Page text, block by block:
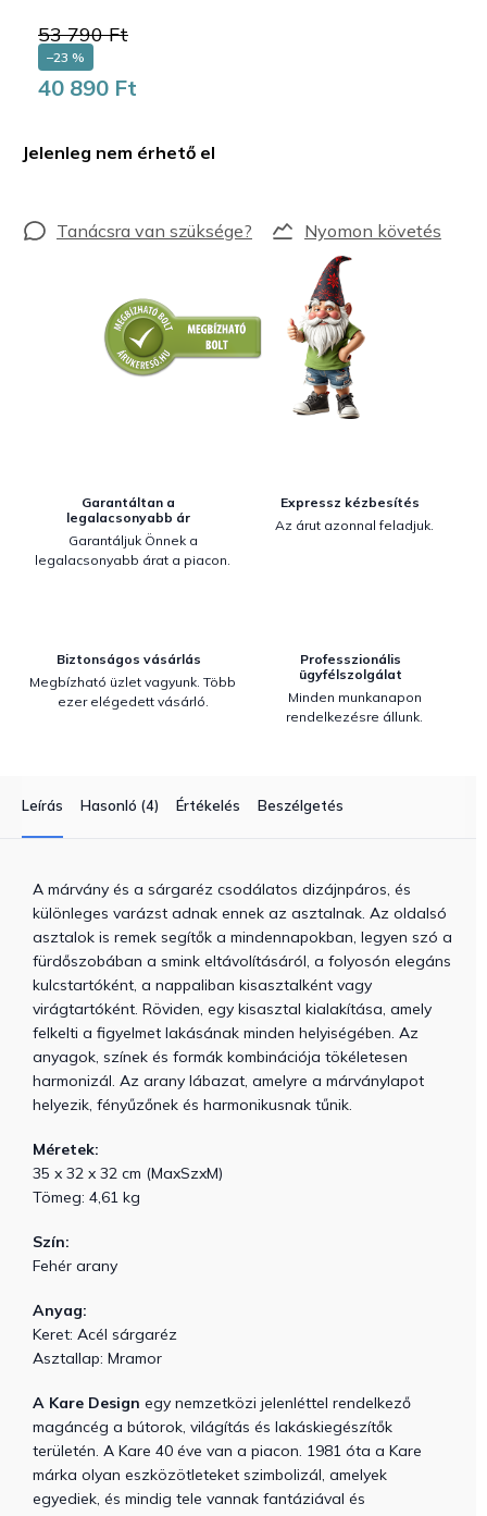
53 790 Ft
–23 %
40 890 Ft
Jelenleg nem érhető el
Nyomon követés
Garantáltan a
legalacsonyabb ár
Garantáljuk Önnek a
legalacsonyabb árat a piacon.
Expressz kézbesítés
Az árut azonnal feladjuk.
Biztonságos vásárlás
Megbízható üzlet vagyunk. Több
ezer elégedett vásárló.
Professzionális
ügyfélszolgálat
Minden munkanapon
rendelkezésre állunk.
Leírás Hasonló (4) Értékelés Beszélgetés
A márvány és a sárgaréz csodálatos dizájnpáros, és
különleges varázst adnak ennek az asztalnak. Az oldalsó
asztalok is remek segítők a mindennapokban, legyen szó a
fürdőszobában a smink eltávolításáról, a folyosón elegáns
kulcstartóként, a nappaliban kisasztalként vagy
virágtartóként. Röviden, egy kisasztal kialakítása, amely
felkelti a figyelmet lakásának minden helyiségében. Az
anyagok, színek és formák kombinációja tökéletesen
harmonizál. Az arany lábazat, amelyre a márványlapot
helyezik, fényűzőnek és harmonikusnak tűnik.
Méretek:
35 x 32 x 32 cm (MaxSzxM)
Tömeg: 4,61 kg
Szín:
Fehér arany
Anyag:
Keret: Acél sárgaréz
Asztallap: Mramor
A Kare Design egy nemzetközi jelenléttel rendelkező
magáncég a bútorok, világítás és lakáskiegészítők
területén. A Kare 40 éve van a piacon. 1981 óta a Kare
márka olyan eszközötleteket szimbolizál, amelyek
egyediek, és mindig tele vannak fantáziával és